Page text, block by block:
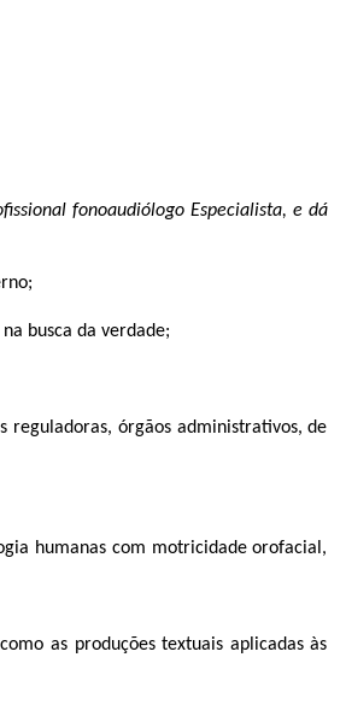
fonoaudiólogo Especialista, e dá
busca da verdade;
reguladoras, órgãos administrativos, de
humanas com motricidade orofacial,
as produções textuais aplicadas às